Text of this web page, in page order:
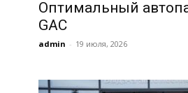
Оптимальный
GAC
admin - 19 июля, 2026